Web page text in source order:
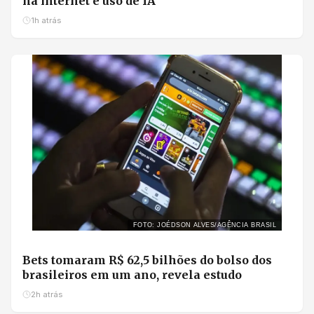
1h atrás
FOTO: JOÉDSON ALVES/AGÊNCIA BRASIL
Bets tomaram R$ 62,5 bilhões do bolso dos
brasileiros em um ano, revela estudo
2h atrás